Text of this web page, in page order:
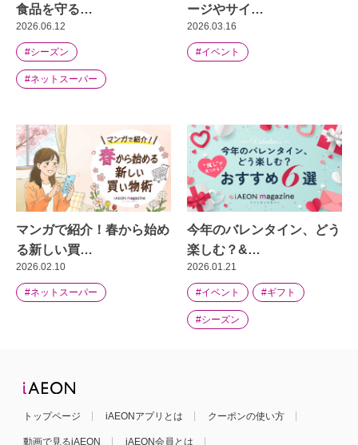
食品を守る…
2026.06.12
#シーズン
#ネットスーパー
ージやサイ…
2026.03.16
#イベント
マンガで紹介！春から始め
る新しい買…
2026.02.10
#ネットスーパー
今年のバレンタイン、どう
楽しむ？&…
2026.01.21
#イベント #ギフト
#シーズン
トップページ iAEONアプリとは クーポンの使い方
動画で見るiAEON iAEON会員とは